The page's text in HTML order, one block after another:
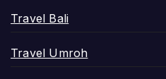
Travel Bali
Travel Umroh